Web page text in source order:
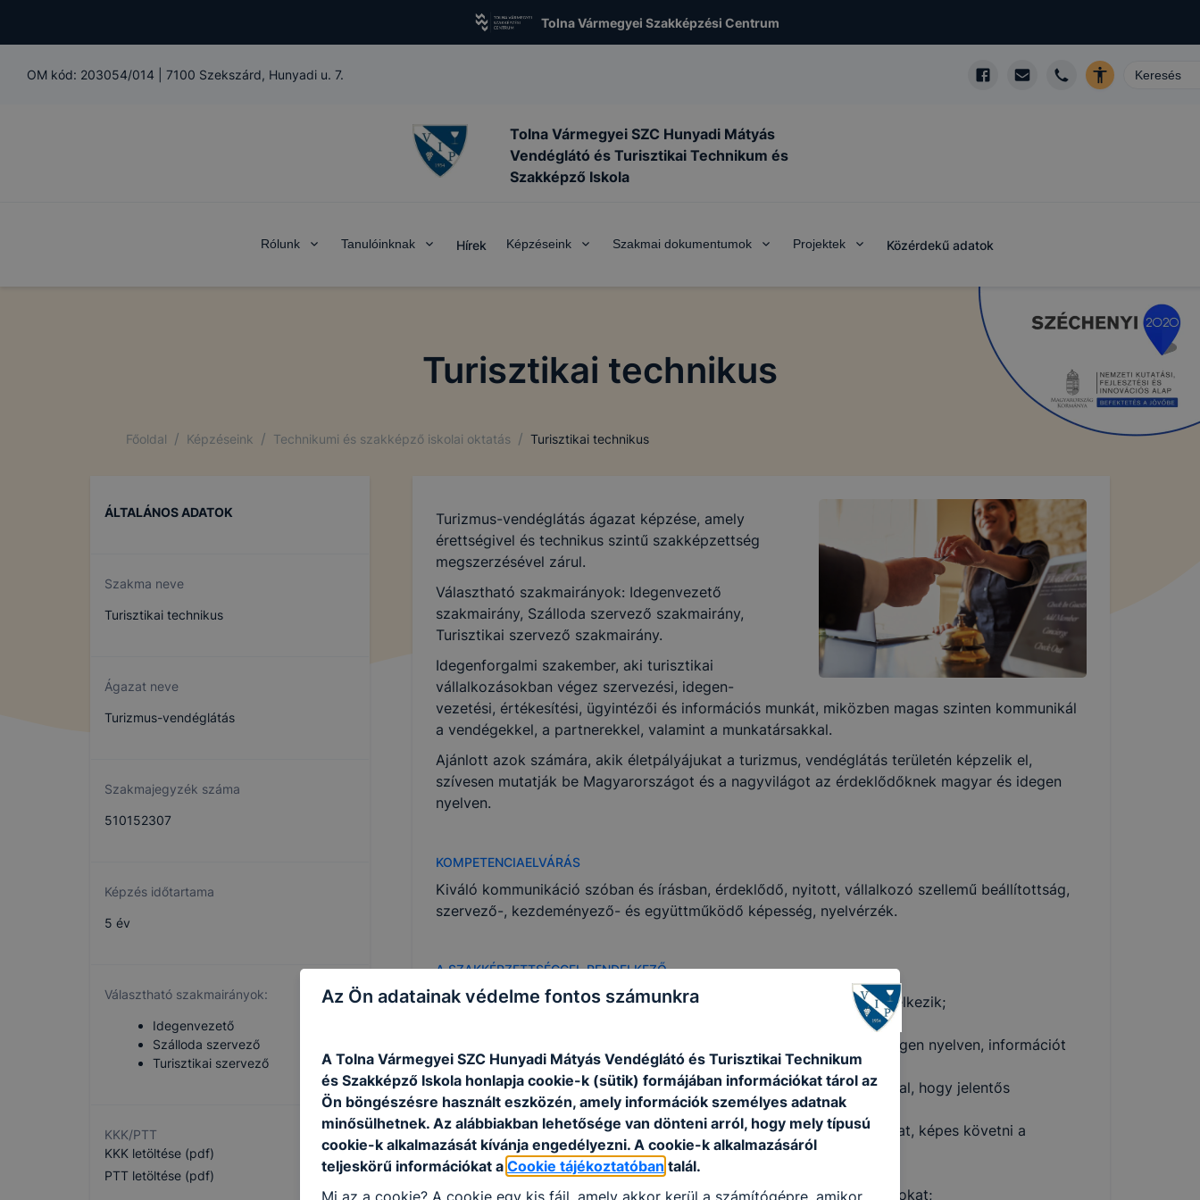
Tolna Vármegyei Szakképzési Centrum
OM kód: 203054/014 7100 Szekszárd, Hunyadi u. 7.
Tolna Vármegyei SZC Hunyadi Mátyás
Vendéglátó és Turisztikai Technikum és
Szakképző Iskola
Rólunk Tanulóinknak Hírek Képzéseink Szakmai dokumentumok Projektek Közérdekű adatok
Turisztikai technikus
Főoldal / Képzéseink / Technikumi és szakképző iskolai oktatás / Turisztikai technikus
ÁLTALÁNOS ADATOK
Szakma neve
Turisztikai technikus
Ágazat neve
Turizmus-vendéglátás
Szakmajegyzék száma
510152307
Képzés időtartama
5 év
Választható szakmairányok:
Idegenvezető
Szálloda szervező
Turisztikai szervező
KKK/PTT
KKK letöltése (pdf)
PTT letöltése (pdf)
Turizmus-vendéglátás ágazat képzése, amely
érettségivel és technikus szintű szakképzettség
megszerzésével zárul.
Választható szakmairányok: Idegenvezető
szakmairány, Szálloda szervező szakmairány,
Turisztikai szervező szakmairány.
Idegenforgalmi szakember, aki turisztikai
vállalkozásokban végez szervezési, idegen-
vezetési, értékesítési, ügyintézői és információs munkát, miközben magas szinten kommunikál
a vendégekkel, a partnerekkel, valamint a munkatársakkal.
Ajánlott azok számára, akik életpályájukat a turizmus, vendéglátás területén képzelik el,
szívesen mutatják be Magyarországot és a nagyvilágot az érdeklődőknek magyar és idegen
nyelven.
KOMPETENCIAELVÁRÁS
Kiváló kommunikáció szóban és írásban, érdeklődő, nyitott, vállalkozó szellemű beállítottság,
szervező-, kezdeményező- és együttműködő képesség, nyelvérzék.
A SZAKKÉPZETTSÉGGEL RENDELKEZŐ
Széleskörű szakmai tudással és általános műveltséggel rendelkezik;
magas szinten kommunikál szóban és írásban, magyar és idegen nyelven, információt
nyújt;
tisztában van az idegenforgalom szerkezetével, fontosságával, hogy jelentős
mértékben járul hozzá a gazdaság élénkítéséhez;
ismeri a vonatkozó törvényeket, az írott és íratlan szabályokat, képes követni a
változásokat;
kezeli a digitális technikát, ismeri a szakmai szoftvereket;
átlátja a turisztikai vállalkozásban előforduló munkafolyamatokat;
Az Ön adatainak védelme fontos számunkra
A Tolna Vármegyei SZC Hunyadi Mátyás Vendéglátó és Turisztikai Technikum
és Szakképző Iskola honlapja cookie-k (sütik) formájában információkat tárol az
Ön böngészésre használt eszközén, amely információk személyes adatnak
minősülhetnek. Az alábbiakban lehetősége van dönteni arról, hogy mely típusú
cookie-k alkalmazását kívánja engedélyezni. A cookie-k alkalmazásáról
teljeskörű információkat a Cookie tájékoztatóban talál.
Mi az a cookie? A cookie egy kis fájl, amely akkor kerül a számítógépre, amikor